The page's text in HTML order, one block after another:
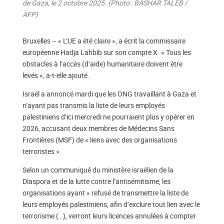
de Gaza, le 2 octobre 2025. (Photo : BASHAR TALEB /
AFP)
Bruxelles – « L’UE a été claire », a écrit la commissaire
européenne Hadja Lahbib sur son compte X. « Tous les
obstacles à l’accès (d’aide) humanitaire doivent être
levés », a-t-elle ajouté.
Israël a annoncé mardi que les ONG travaillant à Gaza et
n’ayant pas transmis la liste de leurs employés
palestiniens d’ici mercredi ne pourraient plus y opérer en
2026, accusant deux membres de Médecins Sans
Frontières (MSF) de « liens avec des organisations
terroristes ».
Selon un communiqué du ministère israélien de la
Diaspora et de la lutte contre l’antisémitisme, les
organisations ayant « refusé de transmettre la liste de
leurs employés palestiniens, afin d’exclure tout lien avec le
terrorisme (…), verront leurs licences annulées à compter